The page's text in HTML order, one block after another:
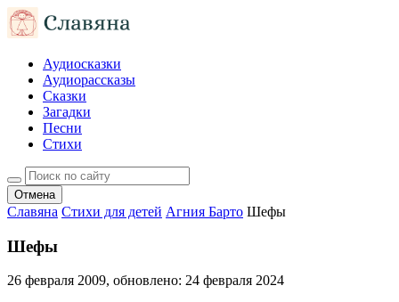
Аудиосказки
Аудиорассказы
Сказки
Загадки
Песни
Стихи
Отмена
Славяна Стихи для детей Агния Барто Шефы
Шефы
26 февраля 2009, обновлено: 24 февраля 2024